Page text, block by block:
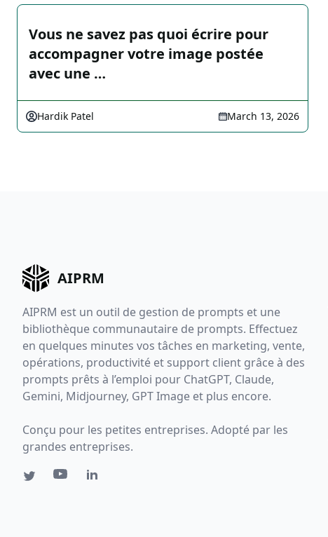
Vous ne savez pas quoi écrire pour
accompagner votre image postée
avec une …
Hardik Patel March 13, 2026
AIPRM
AIPRM est un outil de gestion de prompts et une
bibliothèque communautaire de prompts. Effectuez
en quelques minutes vos tâches en marketing, vente,
opérations, productivité et support client grâce à des
prompts prêts à l’emploi pour ChatGPT, Claude,
Gemini, Midjourney, GPT Image et plus encore.
Conçu pour les petites entreprises. Adopté par les
grandes entreprises.